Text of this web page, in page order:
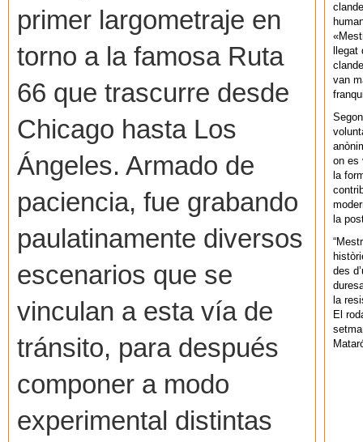
primer largometraje en
torno a la famosa Ruta
66 que trascurre desde
Chicago hasta Los
Ángeles. Armado de
paciencia, fue grabando
paulatinamente diversos
escenarios que se
vinculan a esta vía de
tránsito, para después
componer a modo
experimental distintas
van
on es
la
la
des
la
El